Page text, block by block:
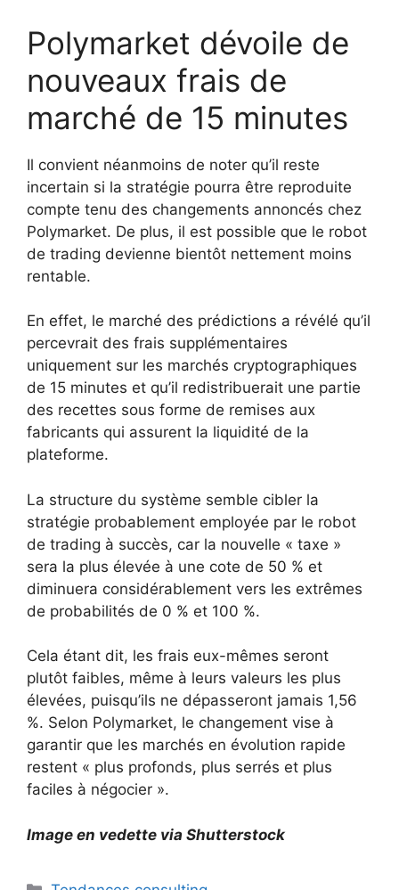
Polymarket dévoile de
nouveaux frais de
marché de 15 minutes
Il convient néanmoins de noter qu’il reste
incertain si la stratégie pourra être reproduite
compte tenu des changements annoncés chez
Polymarket. De plus, il est possible que le robot
de trading devienne bientôt nettement moins
rentable.
En effet, le marché des prédictions a révélé qu’il
percevrait des frais supplémentaires
uniquement sur les marchés cryptographiques
de 15 minutes et qu’il redistribuerait une partie
des recettes sous forme de remises aux
fabricants qui assurent la liquidité de la
plateforme.
La structure du système semble cibler la
stratégie probablement employée par le robot
de trading à succès, car la nouvelle « taxe »
sera la plus élevée à une cote de 50 % et
diminuera considérablement vers les extrêmes
de probabilités de 0 % et 100 %.
Cela étant dit, les frais eux-mêmes seront
plutôt faibles, même à leurs valeurs les plus
élevées, puisqu’ils ne dépasseront jamais 1,56
%. Selon Polymarket, le changement vise à
garantir que les marchés en évolution rapide
restent « plus profonds, plus serrés et plus
faciles à négocier ».
Image en vedette via Shutterstock
Catégories